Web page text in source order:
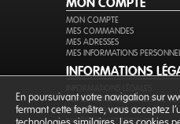
MON COMPTE
MON COMPTE
MES COMMANDES
MES ADRESSES
MES INFORMATIONS
INFORMATIONS
CONDITIONS GÉNÉRALES DE
PROTECTION DES DONNÉES
EXPÉDITION ET RETOURS
En poursuivant votre navigation sur
fermant cette fenêtre, vous acceptez